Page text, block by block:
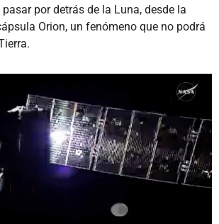
por detrás de la Luna, desde la
Orion, un fenómeno que no podrá